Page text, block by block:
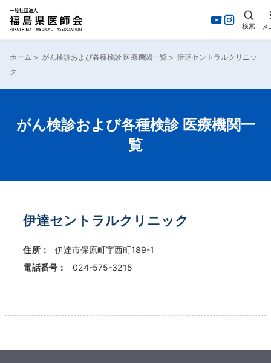
検索 メ
ホーム > がん検診および各種検診 医療機関一覧 > 伊達セントラルクリニッ
ク
がん検診および各種検診 医療機関一
覧
伊達セントラルクリニック
住所：
伊達市保原町字西町189-1
電話番号：
024-575-3215